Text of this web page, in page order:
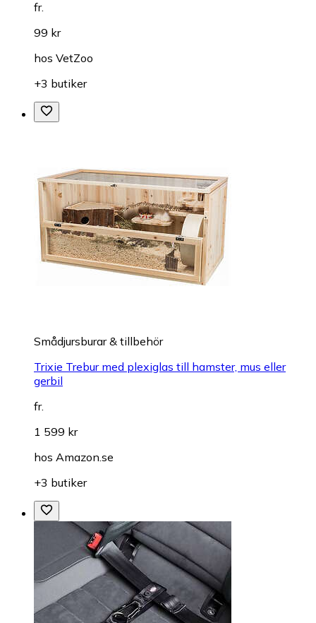
fr.
99 kr
hos VetZoo
+3 butiker
Smådjursburar & tillbehör
Trixie Trebur med plexiglas till hamster, mus eller
gerbil
fr.
1 599 kr
hos Amazon.se
+3 butiker